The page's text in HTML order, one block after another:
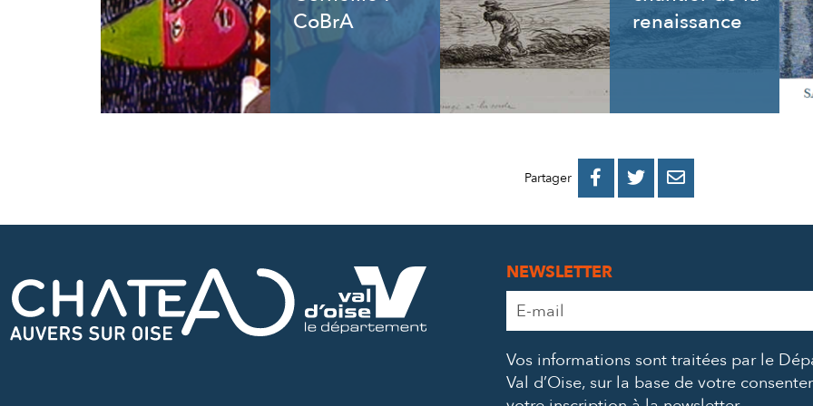
CoBrA
renaissance
Partager 
PARTAGER
PARTAGER
PARTAGER
NEWSLETTER
Adresse
e-
*
Vos informations sont traitées par le
Val d’Oise, sur la base de votre